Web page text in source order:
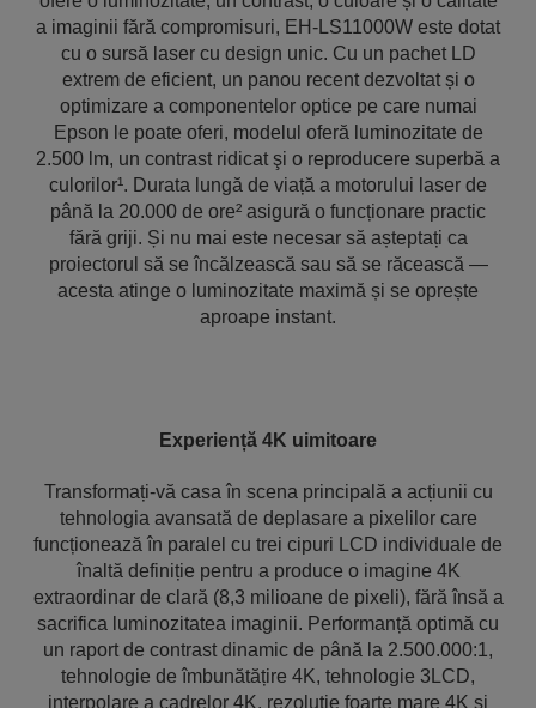
a imaginii fără compromisuri, EH-LS11000W este dotat
cu o sursă laser cu design unic. Cu un pachet LD
extrem de eficient, un panou recent dezvoltat și o
optimizare a componentelor optice pe care numai
Epson le poate oferi, modelul oferă luminozitate de
2.500 lm, un contrast ridicat şi o reproducere superbă a
culorilor¹. Durata lungă de viață a motorului laser de
până la 20.000 de ore² asigură o funcționare practic
fără griji. Și nu mai este necesar să așteptați ca
proiectorul să se încălzească sau să se răcească —
acesta atinge o luminozitate maximă și se oprește
aproape instant.
Experiență 4K uimitoare
Transformați-vă casa în scena principală a acțiunii cu
tehnologia avansată de deplasare a pixelilor care
funcționează în paralel cu trei cipuri LCD individuale de
înaltă definiție pentru a produce o imagine 4K
extraordinar de clară (8,3 milioane de pixeli), fără însă a
sacrifica luminozitatea imaginii. Performanță optimă cu
un raport de contrast dinamic de până la 2.500.000:1,
tehnologie de îmbunătățire 4K, tehnologie 3LCD,
interpolare a cadrelor 4K, rezoluție foarte mare 4K și